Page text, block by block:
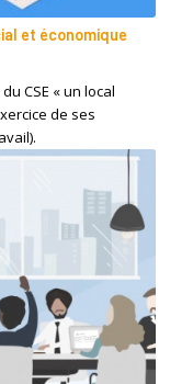
et économique
CSE « un local
de ses